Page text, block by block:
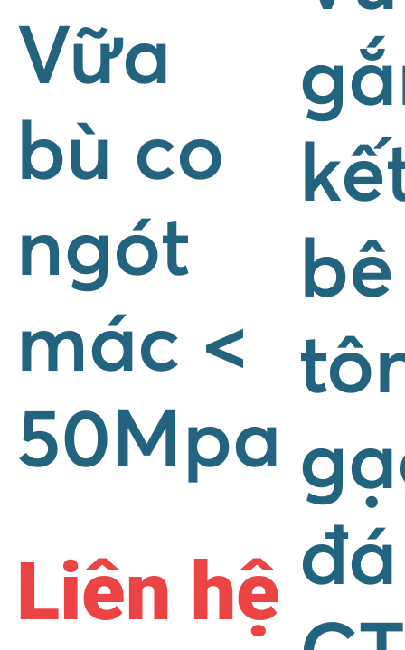
Vữa
bù co
ngót
mác <
50Mpa
Liên hệ
bê
đá